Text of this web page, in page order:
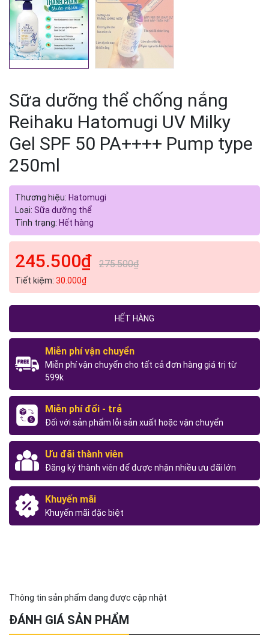
Sữa dưỡng thể chống nắng
Reihaku Hatomugi UV Milky
Gel SPF 50 PA++++ Pump type
250ml
Thương hiệu: Hatomugi
Loại: Sữa dưỡng thể
Tình trạng: Hết hàng
245.500₫ 275.500₫
Tiết kiệm: 30.000₫
HẾT HÀNG
Miễn phí vận chuyển
Miễn phí vận chuyển cho tất cả đơn hàng giá trị từ
599k
Miễn phí đổi - trả
Đối với sản phẩm lỗi sản xuất hoặc vận chuyển
Ưu đãi thành viên
Đăng ký thành viên để được nhận nhiều ưu đãi lớn
Khuyến mãi
Khuyến mãi đặc biệt
Thông tin sản phẩm đang được cập nhật
ĐÁNH GIÁ SẢN PHẨM